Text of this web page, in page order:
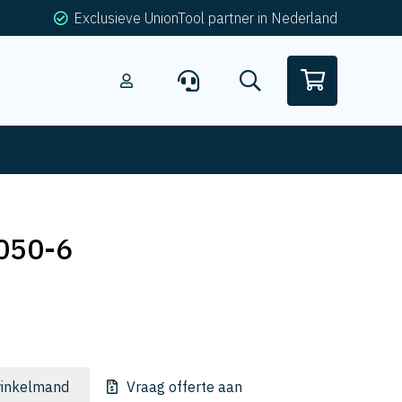
Exclusieve UnionTool partner in Nederland
6
Vraag offerte aan